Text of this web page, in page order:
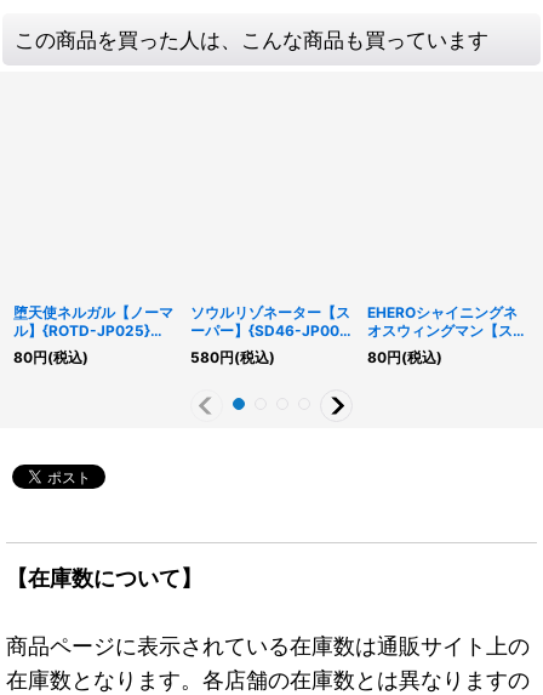
この商品を買った人は、こんな商品も買っています
堕天使ネルガル【ノーマ
ル】{ROTD-JP025}
《モンスター》
80円(税込)
ソウルリゾネーター【ス
ーパー】{SD46-JP001}
《モンスター》
580円(税込)
EHEROシャイニングネ
オスウィングマン【スー
パー】{QCCU-JP020}
《融合》
80円(税込)
【在庫数について】
商品ページに表示されている在庫数は通販サイト上の
在庫数となります。各店舗の在庫数とは異なりますの